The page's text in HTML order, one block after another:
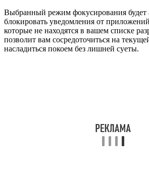
Выбранный режим фокусирования будет
блокировать уведомления от
которые не находятся в вашем списке
позволит вам сосредоточиться на
насладиться покоем без лишней суеты.